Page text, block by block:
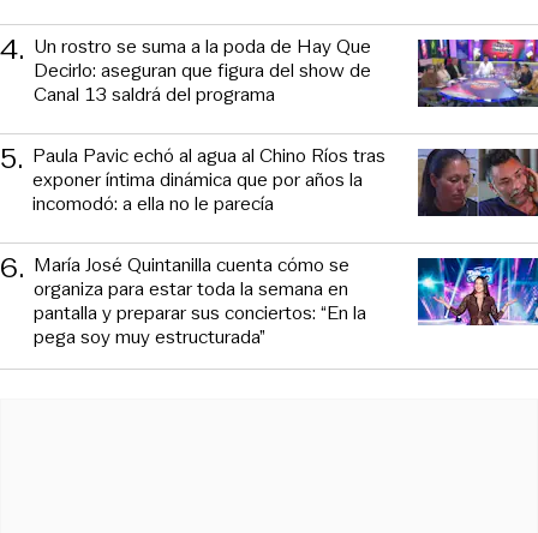
4. Un rostro se suma a la poda de Hay Que
Decirlo: aseguran que figura del show de
Canal 13 saldrá del programa
5. Paula Pavic echó al agua al Chino Ríos tras
exponer íntima dinámica que por años la
incomodó: a ella no le parecía
6. María José Quintanilla cuenta cómo se
organiza para estar toda la semana en
pantalla y preparar sus conciertos: “En la
pega soy muy estructurada”